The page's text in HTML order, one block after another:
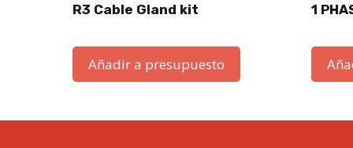
R3 Cable Gland kit
Añadir a presupuesto
1